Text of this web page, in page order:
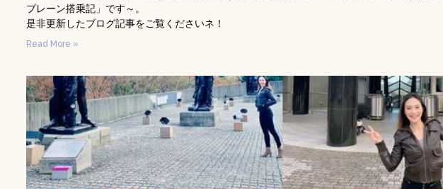
プレーン搭乗記」です～。
是非更新したブログ記事をご覧くださいネ！
Read More »